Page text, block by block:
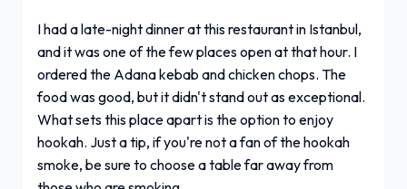
I had a late-night dinner at this restaurant in Istanbul,
and it was one of the few places open at that hour. I
ordered the Adana kebab and chicken chops. The
food was good, but it didn't stand out as exceptional.
What sets this place apart is the option to enjoy
hookah. Just a tip, if you're not a fan of the hookah
smoke, be sure to choose a table far away from